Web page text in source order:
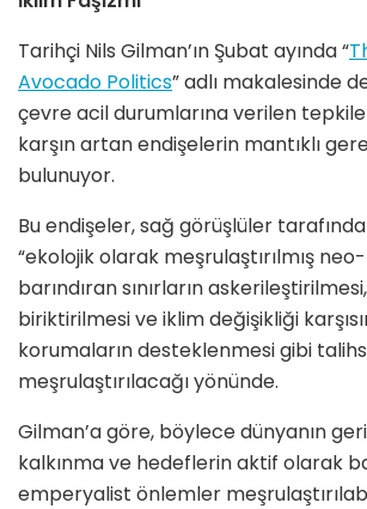
Tarihçi Nils Gilman’ın Şubat ayında “
Avocado Politics” adlı makalesinde
çevre acil durumlarına verilen
karşın artan endişelerin mantıklı
bulunuyor.
Bu endişeler, sağ görüşlüler
“ekolojik olarak meşrulaştırılmış
barındıran sınırların
biriktirilmesi ve iklim değişikliği
korumaların desteklenmesi gibi
meşrulaştırılacağı yönünde.
Gilman’a göre, böylece dünyanın
kalkınma ve hedeflerin aktif olarak
emperyalist önlemler